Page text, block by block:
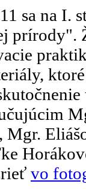
sa na I.
prírody".
Mgr.
vo